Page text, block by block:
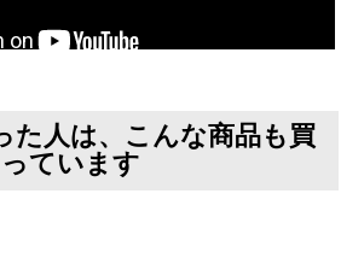
た人は、こんな商品も買
っています